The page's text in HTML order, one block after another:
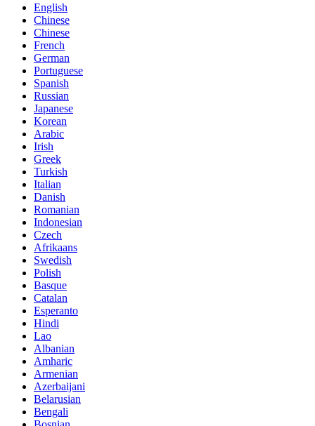
English
Chinese
Chinese
French
German
Portuguese
Spanish
Russian
Japanese
Korean
Arabic
Irish
Greek
Turkish
Italian
Danish
Romanian
Indonesian
Czech
Afrikaans
Swedish
Polish
Basque
Catalan
Esperanto
Hindi
Lao
Albanian
Amharic
Armenian
Azerbaijani
Belarusian
Bengali